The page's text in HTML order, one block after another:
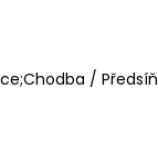
/ Předsíň